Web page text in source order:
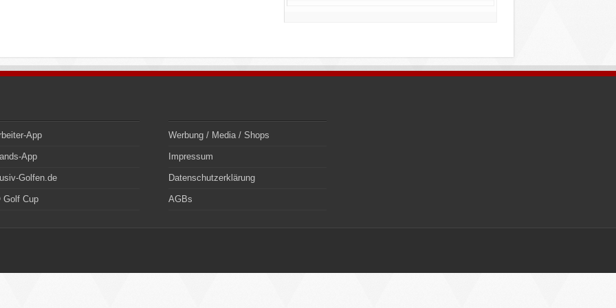
App
App
Golfen.de
Golf Cup
Werbung / Media / Shops
Impressum
Datenschutzerklärung
AGBs